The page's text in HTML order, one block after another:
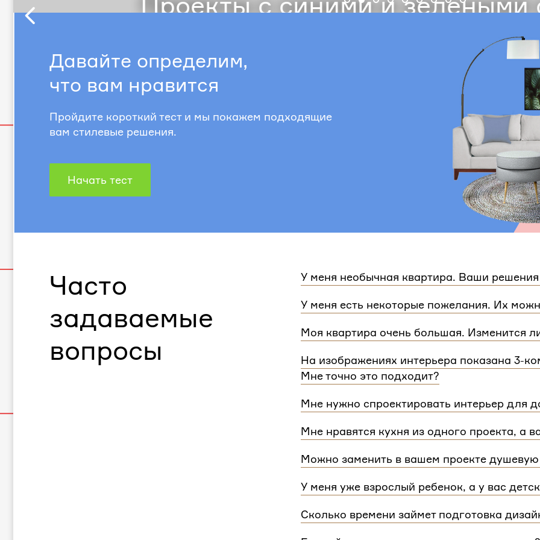
Давайте определим,
что вам нравится
Пройдите короткий тест и мы покажем подходящие
вам стилевые решения.
Начать тест
Часто
задаваемые
вопросы
У меня необычная квартира. Ваши
квартиры.
У меня есть некоторые пожелания. Их
расстановку мебели и важные детали. Вы
Моя квартира очень большая. Изменится
дом или квартира, нужно будет купить
На изображениях интерьера показана 3-
Мне точно это подходит?
интерьера на нашем сайте может быть
Мне нужно спроектировать интерьер для
зависит от площади. Однако если у вас в доме
Мне нравятся кухня из одного проекта, а
концепции. Такая корректировка будет стоить3
Можно заменить в вашем проекте
У меня уже взрослый ребенок, а у вас
Сколько времени займет подготовка